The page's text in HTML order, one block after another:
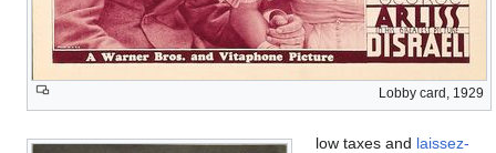
Lobby card, 1929
low taxes and laissez-